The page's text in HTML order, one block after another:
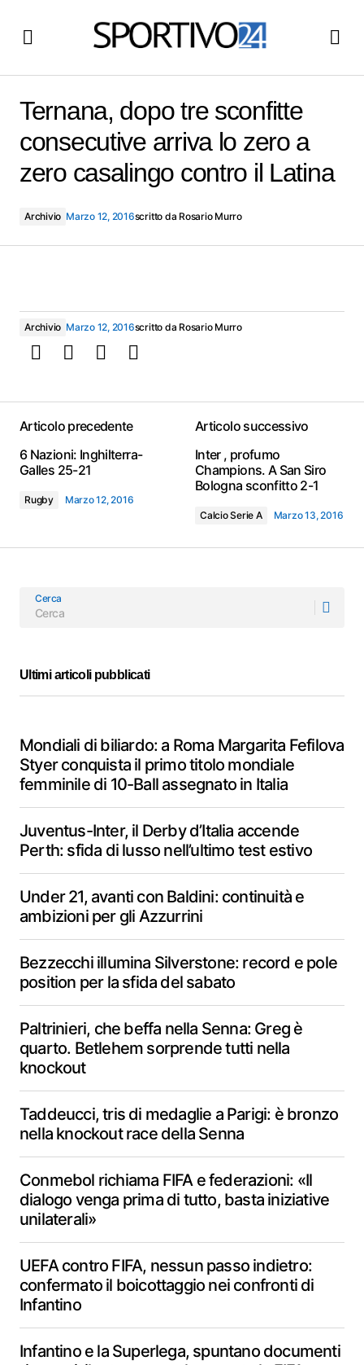
zero casalingo contro il Latina
Ternana, dopo tre sconfitte
consecutive arriva lo zero a
zero casalingo contro il Latina
Archivio Marzo 12, 2016scritto da Rosario Murro
Archivio Marzo 12, 2016scritto da Rosario Murro
Articolo precedente
6 Nazioni: Inghilterra-
Galles 25-21
Rugby Marzo 12, 2016
Articolo successivo
Inter , profumo
Champions. A San Siro
Bologna sconfitto 2-1
Calcio Serie A Marzo 13, 2016
Cerca
Ultimi articoli pubblicati
Mondiali di biliardo: a Roma Margarita Fefilova
Styer conquista il primo titolo mondiale
femminile di 10-Ball assegnato in Italia
Juventus-Inter, il Derby d’Italia accende
Perth: sfida di lusso nell’ultimo test estivo
Under 21, avanti con Baldini: continuità e
ambizioni per gli Azzurrini
Bezzecchi illumina Silverstone: record e pole
position per la sfida del sabato
Paltrinieri, che beffa nella Senna: Greg è
quarto. Betlehem sorprende tutti nella
knockout
Taddeucci, tris di medaglie a Parigi: è bronzo
nella knockout race della Senna
Conmebol richiama FIFA e federazioni: «Il
dialogo venga prima di tutto, basta iniziative
unilaterali»
UEFA contro FIFA, nessun passo indietro:
confermato il boicottaggio nei confronti di
Infantino
Infantino e la Superlega, spuntano documenti